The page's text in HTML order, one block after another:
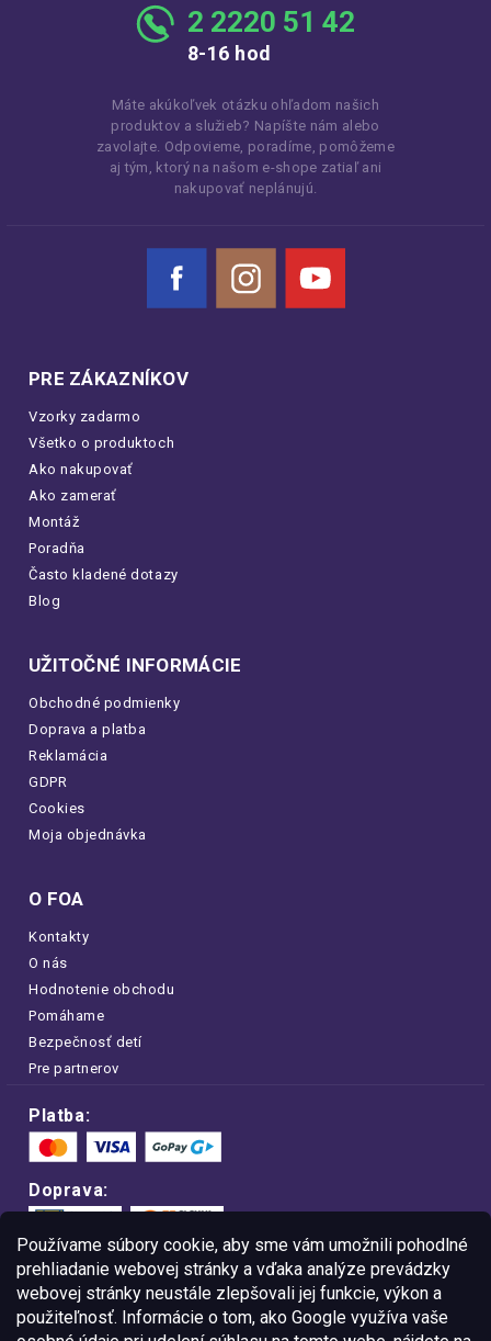
Používame súbory cookie, aby sme vám umožnili pohodlné
prehliadanie webovej stránky a vďaka analýze prevádzky
webovej stránky neustále zlepšovali jej funkcie, výkon a
použiteľnosť. Informácie o tom, ako Google využíva vaše
2 2220 51 42
8-16 hod
Máte akúkoľvek otázku ohľadom našich
produktov a služieb? Napíšte nám alebo
zavolajte. Odpovieme, poradíme, pomôžeme
aj tým, ktorý na našom e-shope zatiaľ ani
nakupovať neplánujú.
Facebook Instagram YouTube
PRE ZÁKAZNÍKOV
Vzorky zadarmo
Všetko o produktoch
Ako nakupovať
Ako zamerať
Montáž
Poradňa
Často kladené dotazy
Blog
UŽITOČNÉ INFORMÁCIE
Obchodné podmienky
Doprava a platba
Reklamácia
GDPR
Cookies
Moja objednávka
O FOA
Kontakty
O nás
Hodnotenie obchodu
Pomáhame
Bezpečnosť detí
Pre partnerov
Platba:
Doprava:
Nakupujte na FOA bezpečne a bez obáv.
Vďaka protokolu HTTPS sú vaše citlivé
dáta v úplnom bezpečí.